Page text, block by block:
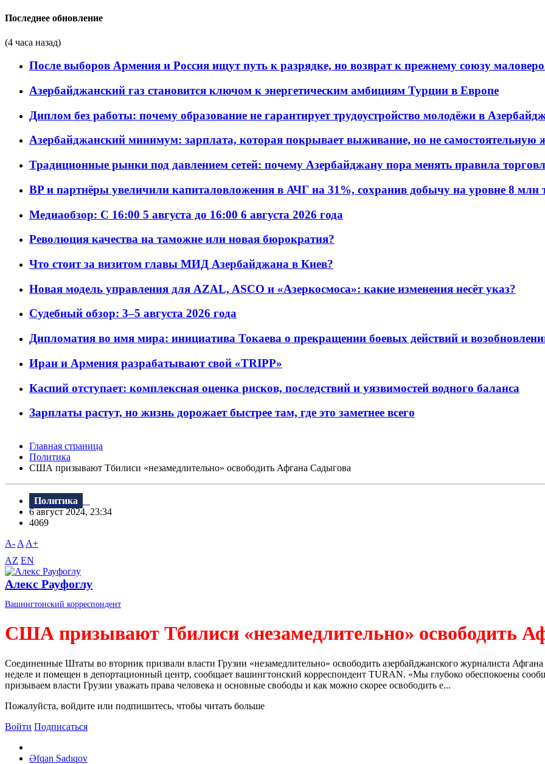
Последнее обновление
(4 часа назад)
После выборов Армения и Россия ищут путь к разрядке, но возврат к прежнему союзу
Азербайджанский газ становится ключом к энергетическим амбициям Турции в Европе
Диплом без работы: почему образование не гарантирует трудоустройство молодёжи в
Азербайджанский минимум: зарплата, которая покрывает выживание, но не самостоятельную
Традиционные рынки под давлением сетей: почему Азербайджану пора менять правила
BP и партнёры увеличили капиталовложения в АЧГ на 31%, сохранив добычу на уровне 8 млн
Медиаобзор: С 16:00 5 августа до 16:00 6 августа 2026 года
Революция качества на таможне или новая бюрократия?
Что стоит за визитом главы МИД Азербайджана в Киев?
Новая модель управления для AZAL, ASCO и «Азеркосмоса»: какие изменения несёт указ?
Судебный обзор: 3–5 августа 2026 года
Дипломатия во имя мира: инициатива Токаева о прекращении боевых действий и
Иран и Армения разрабатывают свой «TRIPP»
Каспий отступает: комплексная оценка рисков, последствий и уязвимостей водного баланса
Зарплаты растут, но жизнь дорожает быстрее там, где это заметнее всего
Главная страница
Политика
США призывают Тбилиси «незамедлительно» освободить Афгана Садыгова
Политика
6 август 2024, 23:34
4069
A- A A+
AZ EN
Алекс Рауфоглу
Вашингтонский корреспондент
США призывают Тбилиси «незамедлительно» освободить
Соединенные Штаты во вторник призвали власти Грузии «незамедлительно» освободить азербайджанского журналиста
неделе и помещен в депортационный центр, сообщает вашингтонский корреспондент TURAN. «Мы глубоко обеспокоены
призываем власти Грузии уважать права человека и основные свободы и как можно скорее освободить е...
Пожалуйста, войдите или подпишитесь, чтобы читать больше
Войти Подписаться
Əfqan Sadıqov